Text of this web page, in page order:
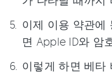
이제 이용 약관에
면 Apple ID와 암
이렇게 하면 베타